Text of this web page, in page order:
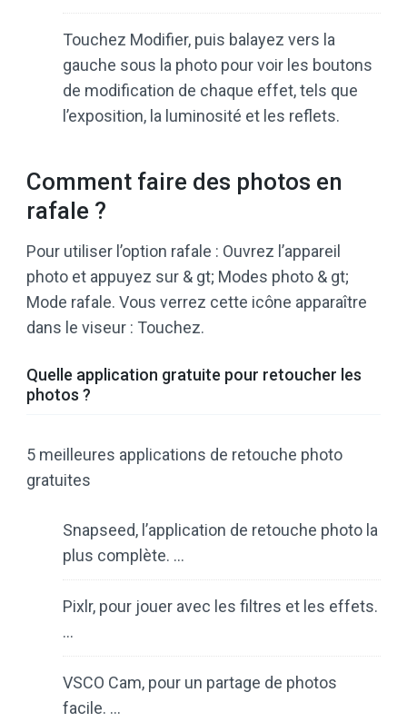
Touchez Modifier, puis balayez vers la
gauche sous la photo pour voir les boutons
de modification de chaque effet, tels que
l’exposition, la luminosité et les reflets.
Comment faire des photos en
rafale ?
Pour utiliser l’option rafale : Ouvrez l’appareil
photo et appuyez sur & gt; Modes photo & gt;
Mode rafale. Vous verrez cette icône apparaître
dans le viseur : Touchez.
Quelle application gratuite pour retoucher les
photos ?
5 meilleures applications de retouche photo
gratuites
Snapseed, l’application de retouche photo la
plus complète. …
Pixlr, pour jouer avec les filtres et les effets.
…
VSCO Cam, pour un partage de photos
facile. …